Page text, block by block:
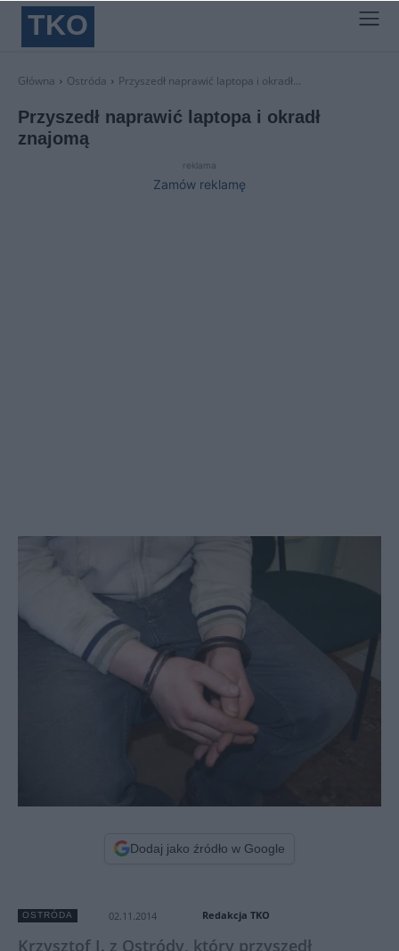
TKO
Główna Ostróda Przyszedł naprawić laptopa i okradł...
Przyszedł naprawić laptopa i okradł
znajomą
reklama
Zamów reklamę
Dodaj jako źródło w Google
OSTRÓDA 02.11.2014 Redakcja TKO
Krzysztof I. z Ostródy, który przyszedł